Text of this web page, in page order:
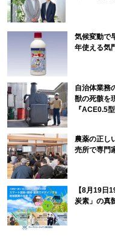
気候変動で
年使える気
自治体業務
獣の死骸を
『ACE0.5型
農薬の正し
売所で専門
【8月19日
炭素」の真